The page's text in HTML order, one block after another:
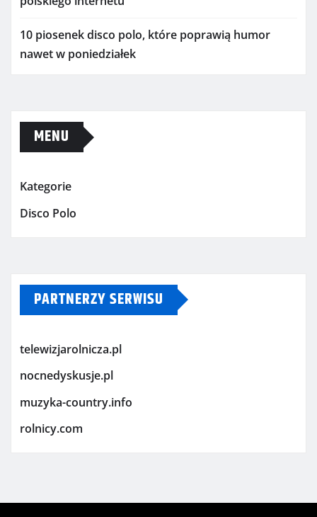
10 piosenek disco polo, które poprawią humor
nawet w poniedziałek
MENU
Kategorie
Disco Polo
PARTNERZY SERWISU
telewizjarolnicza.pl
nocnedyskusje.pl
muzyka-country.info
rolnicy.com